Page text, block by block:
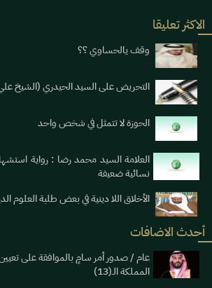
الاكثر تعليقا
وقف يالحساوي ؟؟
التحريض على السيد الحيدري (الشيخ
الحوزة لا تتمثل في شخص واحد
العلامة السيد محمد رضا : رواية
نسائية ضعيفة
الأخلاق اللا دينية في بعض طلبة العلوم
أحدث الاضافات
عام / صدور أمر سامٍ بالموافقة على
المملكة الـ(13)